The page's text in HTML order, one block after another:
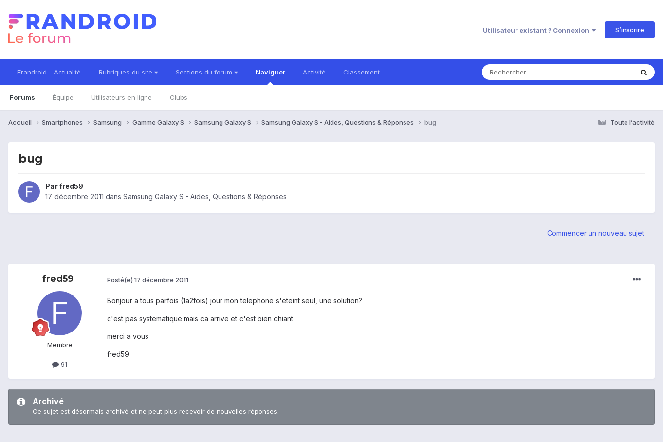
Utilisateur existant ? Connexion S’inscrire
Frandroid - Actualité Rubriques du site Sections du forum Naviguer
Forums Équipe Utilisateurs en ligne Clubs
Activité Classement
Toute l’activité
Accueil Smartphones Samsung Gamme Galaxy S Samsung Galaxy S Samsung Galaxy S - Aides, Questions & Réponses bug
bug
Parfred59
17 décembre 2011 dans Samsung Galaxy S - Aides, Questions & Réponses
Commencer un nouveau sujet
fred59
Membre
91
Posté(e) 17 décembre 2011
Bonjour a tous parfois (1a2fois) jour mon telephone s'eteint seul, une solution?
c'est pas systematique mais ca arrive et c'est bien chiant
merci a vous
fred59
Archivé
Ce sujet est désormais archivé et ne peut plus recevoir de nouvelles réponses.